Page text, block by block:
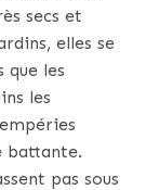
secs et
elles se
que les
les
battante.
pas sous